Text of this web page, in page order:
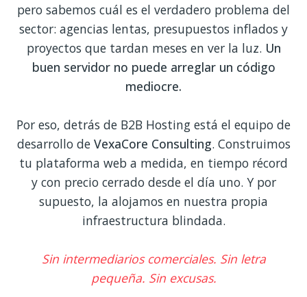
pero sabemos cuál es el verdadero problema del
sector: agencias lentas, presupuestos inflados y
proyectos que tardan meses en ver la luz. Un
buen servidor no puede arreglar un código
mediocre.
Por eso, detrás de B2B Hosting está el equipo de
desarrollo de VexaCore Consulting. Construimos
tu plataforma web a medida, en tiempo récord
y con precio cerrado desde el día uno. Y por
supuesto, la alojamos en nuestra propia
infraestructura blindada.
Sin intermediarios comerciales. Sin letra
pequeña. Sin excusas.